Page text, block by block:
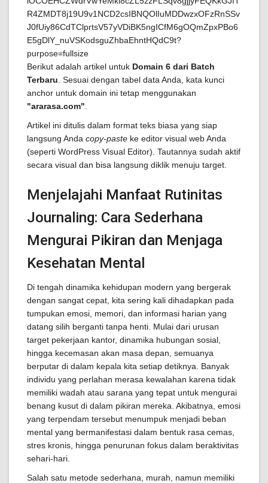
Berikut adalah artikel untuk Domain 6 dari Batch
Terbaru . Sesuai dengan tabel data Anda, kata kunci
anchor untuk domain ini tetap menggunakan
"ararasa.com"
Artikel ini ditulis dalam format teks biasa yang siap
langsung Anda copy-paste ke editor visual web Anda
(seperti WordPress Visual Editor). Tautannya sudah aktif
secara visual dan bisa langsung diklik menuju target.
Menjelajahi Manfaat Rutinitas
Journaling: Cara Sederhana
Mengurai Pikiran dan Menjaga
Kesehatan Mental
Di tengah dinamika kehidupan modern yang bergerak
dengan sangat cepat, kita sering kali dihadapkan pada
tumpukan emosi, memori, dan informasi harian yang
datang silih berganti tanpa henti. Mulai dari urusan
target pekerjaan kantor, dinamika hubungan sosial,
hingga kecemasan akan masa depan, semuanya
berputar di dalam kepala kita setiap detiknya. Banyak
individu yang perlahan merasa kewalahan karena tidak
memiliki wadah atau sarana yang tepat untuk mengurai
benang kusut di dalam pikiran mereka. Akibatnya, emosi
yang terpendam tersebut menumpuk menjadi beban
mental yang bermanifestasi dalam bentuk rasa cemas,
stres kronis, hingga penurunan fokus dalam beraktivitas
sehari-hari.
Salah satu metode sederhana, murah, namun memiliki